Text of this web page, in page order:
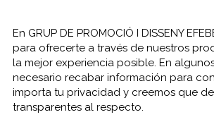
En GRUP DE PROMOCIÓ I DISSENY
para ofrecerte a través de nuestros
la mejor experiencia posible. En
necesario recabar información para
importa tu privacidad y creemos que
transparentes al respecto.